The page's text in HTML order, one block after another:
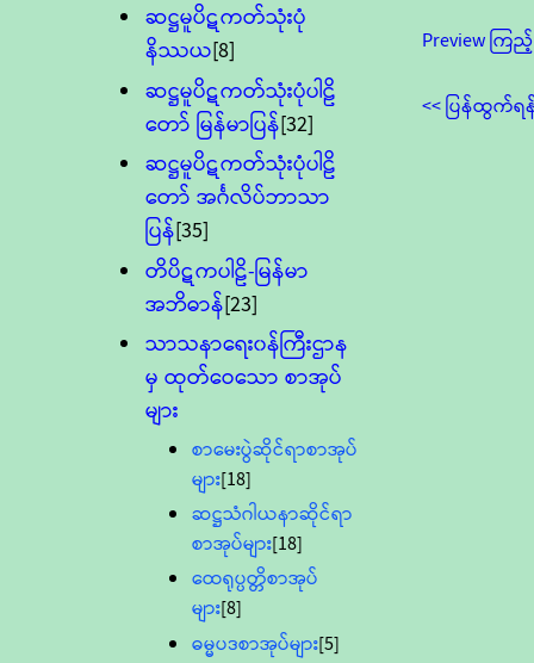
ဆဋ္ဌမူပိဋကတ်သုံးပုံ
နိဿယ[8]
ဆဋ္ဌမူပိဋကတ်သုံးပုံပါဠိ
တော် မြန်မာပြန်[32]
ဆဋ္ဌမူပိဋကတ်သုံးပုံပါဠိ
တော် အင်္ဂလိပ်ဘာသာ
ပြန်[35]
တိပိဋကပါဠိ-မြန်မာ
အဘိဓာန်[23]
သာသနာရေး၀န်ကြီးဌာန
မှ ထုတ်ဝေသော စာအုပ်
များ
စာမေးပွဲဆိုင်ရာစာအုပ်
များ[18]
ဆဋ္ဌသံဂါယနာဆိုင်ရာ
စာအုပ်များ[18]
ထေရုပ္ပတ္တိစာအုပ်
များ[8]
ဓမ္မပဒစာအုပ်များ[5]
Preview ကြ
<< ပြန်ထွက်ရ